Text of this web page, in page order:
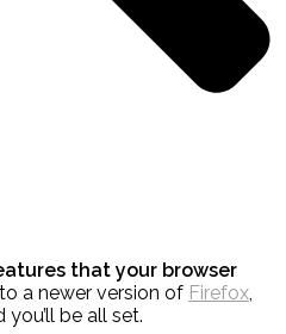
that your browser
a newer version of Firefox
you’ll be all set.